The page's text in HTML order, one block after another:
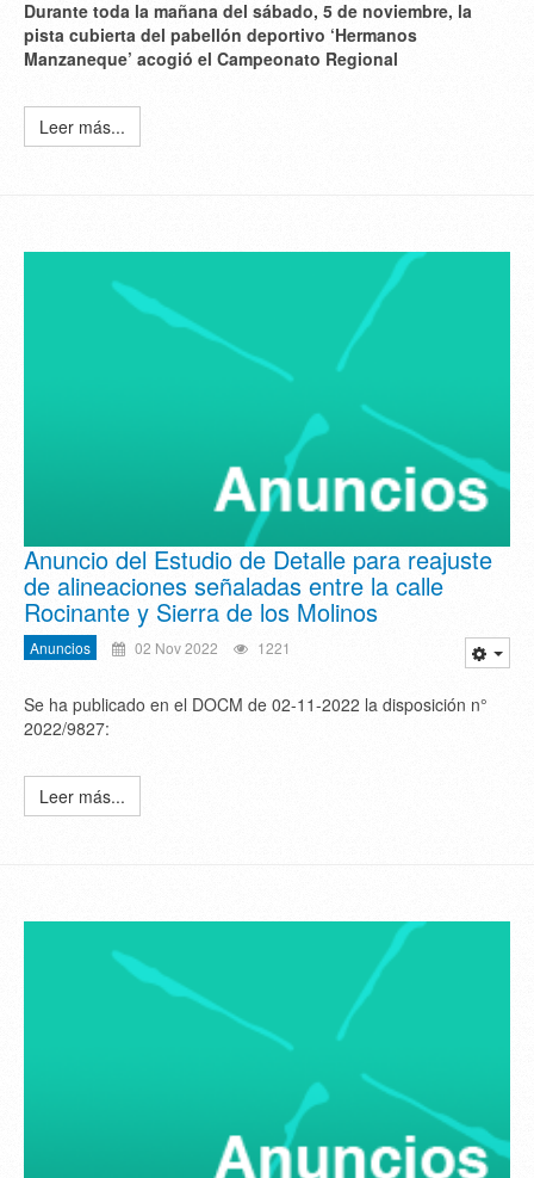
Durante toda la mañana del sábado, 5 de noviembre, la
pista cubierta del pabellón deportivo ‘Hermanos
Manzaneque’ acogió el Campeonato Regional
Leer más...
Anuncio del Estudio de Detalle para reajuste
de alineaciones señaladas entre la calle
Rocinante y Sierra de los Molinos
Anuncios 02 Nov 2022 1221
Se ha publicado en el DOCM de 02-11-2022 la disposición n°
2022/9827:
Leer más...